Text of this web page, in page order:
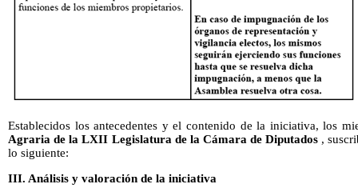
Establecidos los antecedentes y el contenido de la iniciativa, los
Agraria de la LXII Legislatura de la Cámara de Diputados ,
lo siguiente:
III. Análisis y valoración de la iniciativa